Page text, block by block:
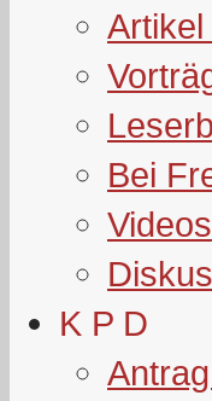
Bei
Videos
K P D